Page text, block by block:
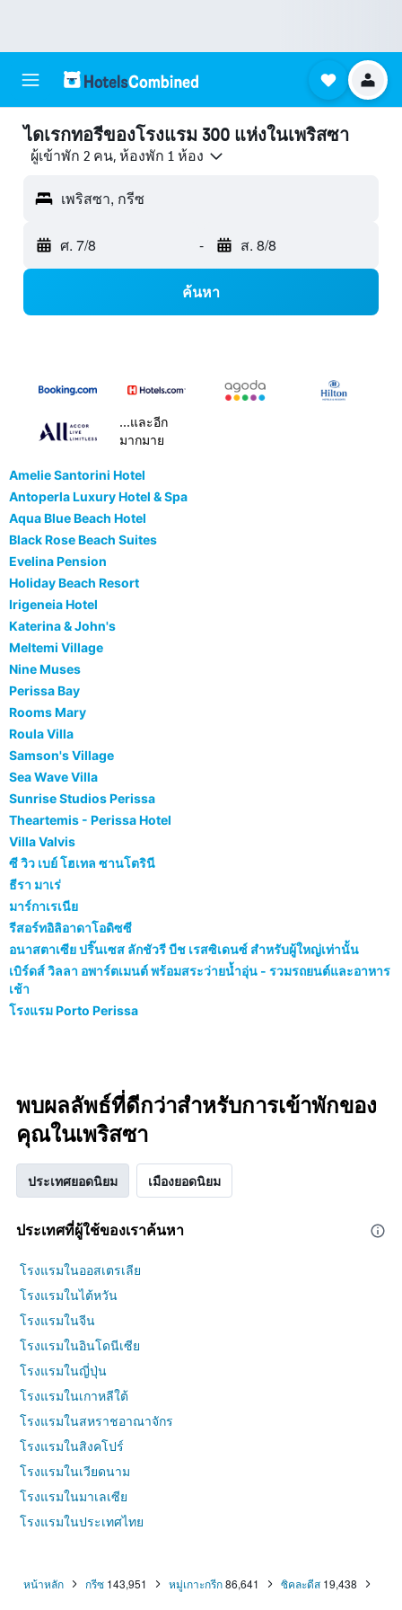
ไดเรกทอรีของโรงแรม 300 แห่งในเพริสซา
ผู้เข้าพัก 2 คน, ห้องพัก 1 ห้อง
เพริสซา, กรีซ
ศ. 7/8 - ส. 8/8
ค้นหา
...และอีก
มากมาย
Amelie Santorini Hotel
Antoperla Luxury Hotel & Spa
Aqua Blue Beach Hotel
Black Rose Beach Suites
Evelina Pension
Holiday Beach Resort
Irigeneia Hotel
Katerina & John's
Meltemi Village
Nine Muses
Perissa Bay
Rooms Mary
Roula Villa
Samson's Village
Sea Wave Villa
Sunrise Studios Perissa
Theartemis - Perissa Hotel
Villa Valvis
ซี วิว เบย์ โฮเทล ซานโตรินี
ธีรา มาเร่
มาร์กาเรเนีย
รีสอร์ทอิลิอาดาโอดิซซี
อนาสตาเซีย ปริ๊นเซส ลักชัวรี บีช เรสซิเดนซ์ สำหรับผู้ใหญ่เท่านั้น
เบิร์ดส์ วิลลา อพาร์ตเมนต์ พร้อมสระว่ายน้ำอุ่น - รวมรถยนต์และอาหาร
เช้า
โรงแรม Porto Perissa
พบผลลัพธ์ที่ดีกว่าสำหรับการเข้าพักของ
คุณในเพริสซา
ประเทศยอดนิยม เมืองยอดนิยม
ประเทศที่ผู้ใช้ของเราค้นหา
โรงแรมในออสเตรเลีย
โรงแรมในไต้หวัน
โรงแรมในจีน
โรงแรมในอินโดนีเซีย
โรงแรมในญี่ปุ่น
โรงแรมในเกาหลีใต้
โรงแรมในสหราชอาณาจักร
โรงแรมในสิงคโปร์
โรงแรมในเวียดนาม
โรงแรมในมาเลเซีย
โรงแรมในประเทศไทย
หน้าหลัก กรีซ 143,951 หมู่เกาะกรีก86,641 ซิคละดีส 19,438